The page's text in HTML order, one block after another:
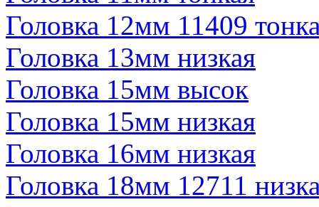
Головка 12мм 11409
Головка 13мм низкая
Головка 15мм высок
Головка 15мм низкая
Головка 16мм низкая
Головка 18мм 12711